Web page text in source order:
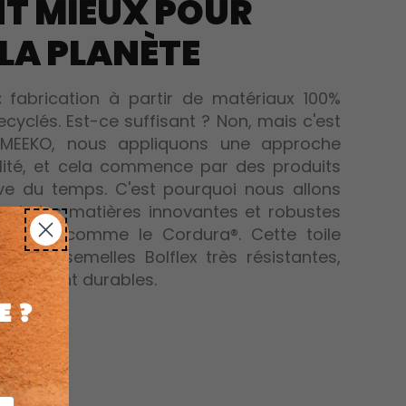
Cordura® : légère et très
caoutchouc Bolflex ® et semelle
vegan, biosourcées et recyclées
moins que la moyenne
dans notre usine partenaire au
de la semelle amovible intérieure
MIEUX POUR
PLANÈTE
fabrication à partir de matériaux 100%
Est-ce suffisant ? Non, mais c'est
nous appliquons une approche
et cela commence par des produits
du temps. C'est pourquoi nous allons
des matières innovantes et robustes
comme le Cordura®. Cette toile
des semelles Bolflex très résistantes,
vraiment durables.
?